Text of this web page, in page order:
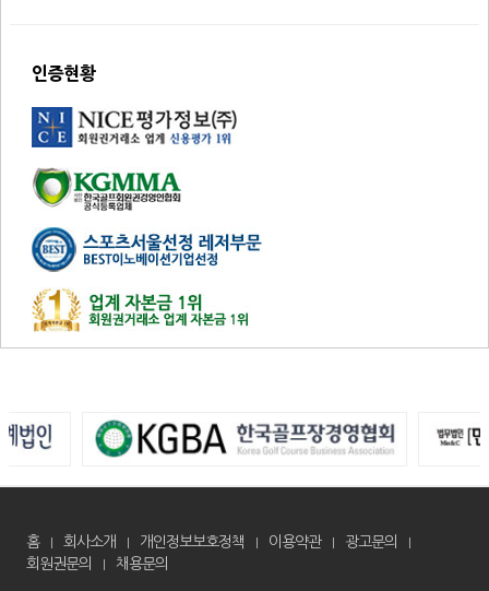
인증현황
홈 회사소개 개인정보보호정책 이용약관
광고문의
회원권문의
채용문의